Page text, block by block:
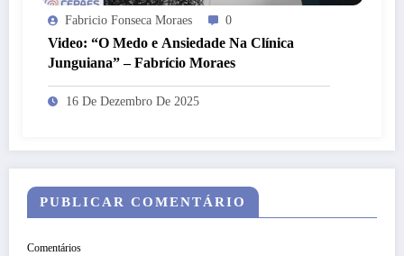
Fabricio Fonseca Moraes 0
Video: “O Medo e Ansiedade Na Clínica
Junguiana” – Fabrício Moraes
16 De Dezembro De 2025
PUBLICAR COMENTÁRIO
Comentários